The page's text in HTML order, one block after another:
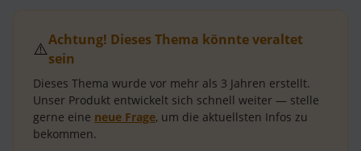
⚠️Achtung! Dieses Thema könnte veraltet
sein
Dieses Thema wurde vor mehr als 3 Jahren erstellt.
Unser Produkt entwickelt sich schnell weiter — stelle
gerne eine neue Frage, um die aktuellsten Infos zu
bekommen.